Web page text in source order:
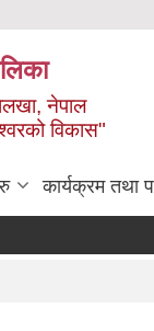
नेपाल
विकास"
कार्यक्रम तथा